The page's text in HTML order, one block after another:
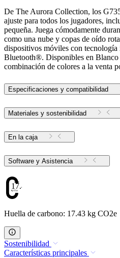
De The Aurora Collection, los
ajuste para todos los jugadores,
pequeña. Juega cómodamente
como una nube y copas de oído
dispositivos móviles con
Bluetooth®. Disponibles en
combinación de colores a la venta
Especificaciones y compatibilidad
Materiales y sostenibilidad
En la caja
Software y Asistencia
17.43
Huella de carbono: 17.43 kg CO2e
Sostenibilidad
Características principales